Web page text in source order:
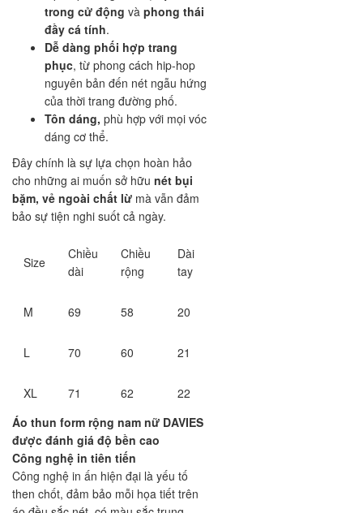
trong cử động và phong thái
đầy cá tính.
Dễ dàng phối hợp trang
phục, từ phong cách hip-hop
nguyên bản đến nét ngẫu hứng
của thời trang đường phố.
Tôn dáng, phù hợp với mọi vóc
dáng cơ thể.
Đây chính là sự lựa chọn hoàn hảo
cho những ai muốn sở hữu nét bụi
bặm, vẻ ngoài chất lừ mà vẫn đảm
bảo sự tiện nghi suốt cả ngày.
Size
Chiều
dài
Chiều
rộng
Dài
tay
M 69 58 20
L 70 60 21
XL 71 62
22
Áo thun form rộng nam nữ DAVIES
được đánh giá độ bền cao
Công nghệ in tiên tiến
Công nghệ in ấn hiện đại là yếu tố
then chốt, đảm bảo mỗi họa tiết trên